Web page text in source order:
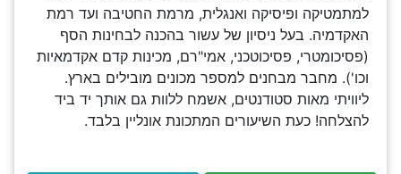
למתמטיקה ופיסיקה ואנגלית, מרמת החטיבה ועד רמת
האקדמיה. בעל ניסיון של עשור בהכנה לבחינות הסף
(פסיכומטרי, פסיכוטכני, אמי"רם, מכינות קדם אקדמאיות
וכו'). מחבר מבחנים למספר מכונים מובילים בארץ.
ליוויתי מאות סטודנטים, אשמח ללוות גם אותך יד ביד
להצלחה! כעת השיעורים המתכונת אונליין בלבד.